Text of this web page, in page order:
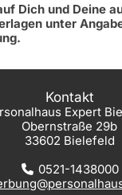
Dich und Deine
unter
Kontakt
Expert
Obernstraße 29b
33602 Bielefeld
0521-1438000